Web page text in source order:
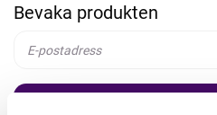
Bevaka produkten